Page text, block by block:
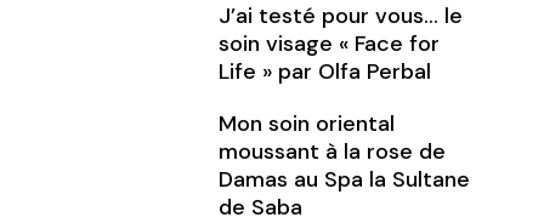
J’ai testé pour vous… le
soin visage « Face for
Life » par Olfa Perbal
Mon soin oriental
moussant à la rose de
Damas au Spa la Sultane
de Saba